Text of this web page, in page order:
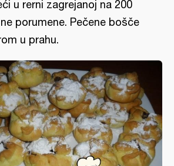
u rerni zagrejanoj na 200
porumene. Pečene bošče
u prahu.